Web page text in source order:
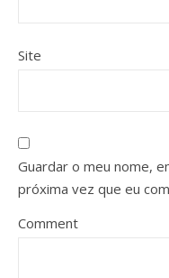
Site
Guardar o meu nome,
próxima vez que eu
Comment